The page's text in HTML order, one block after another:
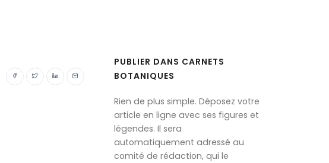
PUBLIER DANS CARNETS
BOTANIQUES
Rien de plus simple. Déposez votre
article en ligne avec ses figures et
légendes. Il sera
automatiquement adressé au
comité de rédaction, qui le